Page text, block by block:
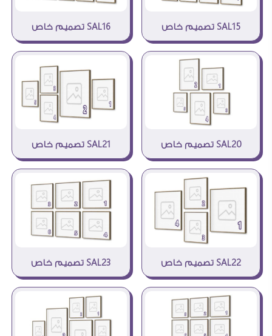
SAL15 تصميم خاص SAL16 تصميم خاص
SAL20 تصميم خاص SAL21 تصميم خاص
SAL22 تصميم خاص SAL23 تصميم خاص